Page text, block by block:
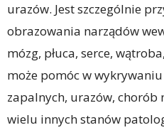
urazów. Jest szczególnie
obrazowania narządów
mózg, płuca, serce,
może pomóc w
zapalnych, urazów, chorób
wielu innych stanów